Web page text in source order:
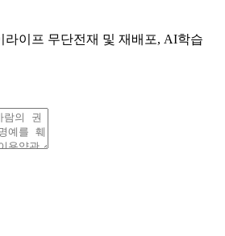
이프 무단전재 및 재배포, AI학습